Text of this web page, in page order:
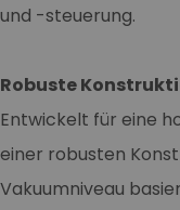
und -steuerung.
Robuste
Entwickelt für eine
einer robusten
Vakuumniveau